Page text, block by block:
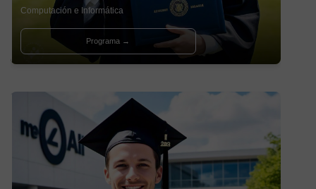
Computación e Informática
Programa →